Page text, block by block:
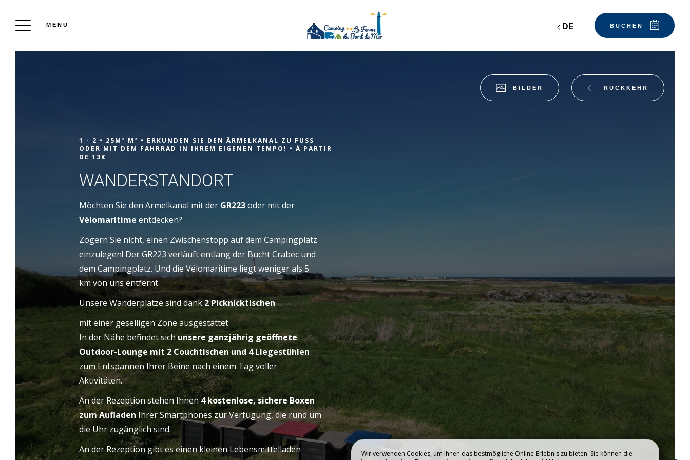
MENU BUCHEN
DE
ZUHAUSE CAMPING
Buchen
Meer auf unserem Campingplatz in La
Manche, La Ferme du Bord de Mer. Wir
Mobilheimen oder ungewöhnlichen
Unterkünften, auf großen Rasenplätzen für
Reisebusse und auf traditionelleren
Stellplätzen. Familien, Paare,
Wandergruppen oder Radfahrer finden auf
La Ferme du Bord de Mer alles, was sie
BILDER RÜCKKEHR
1 - 2 • 25M² M² • ERKUNDEN SIE DEN ÄRMELKANAL ZU FUSS O
DER MIT DEM FAHRRAD IN IHREM EIGENEN TEMPO! •À PARTIR
DE 13€
WANDERSTANDORT
Möchten Sie den Ärmelkanal mit der GR223oder mit der
Vélomaritime entdecken?
Zögern Sie nicht, einen Zwischenstopp auf dem Campingplatz
einzulegen! Der GR223 verläuft entlang der Bucht Crabec und
dem Campingplatz. Und die Vélomaritime liegt weniger als 5
km von uns entfernt.
Unsere Wanderplätze sind dank 2 Picknicktischen
mit einer geselligen Zone ausgestattet
In der Nähe befindet sichunsere ganzjährig geöffnete
Outdoor-Lounge mit 2 Couchtischen und 4 Liegestühlen
zum Entspannen Ihrer Beine nach einem Tag voller
Aktivitäten.
An der Rezeption stehen Ihnen4 kostenlose, sichere Boxen
zum AufladenIhrer Smartphones zur Verfügung, die rund um
die Uhr zugänglich sind.
An der Rezeption gibt es einen kleinen Lebensmittelladen
Wir verwenden Cookies, um Ihnen das bestmögliche Online-Erlebnis zu bieten. Sie können die